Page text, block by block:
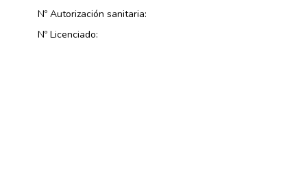
Nº Autorización sanitaria:
Nº Licenciado: